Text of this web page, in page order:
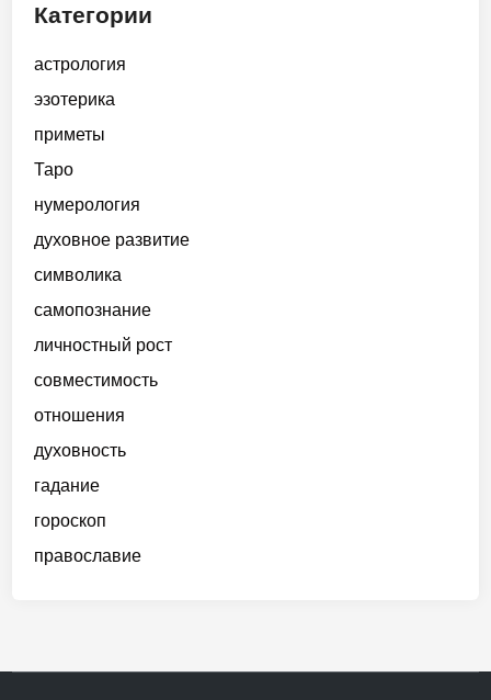
Категории
астрология
эзотерика
приметы
Таро
нумерология
духовное развитие
символика
самопознание
личностный рост
совместимость
отношения
духовность
гадание
гороскоп
православие